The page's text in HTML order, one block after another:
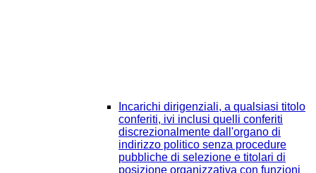
Incarichi dirigenziali, a qualsiasi titolo
conferiti, ivi inclusi quelli conferiti
discrezionalmente dall'organo di
indirizzo politico senza procedure
pubbliche di selezione e titolari di
posizione organizzativa con funzioni